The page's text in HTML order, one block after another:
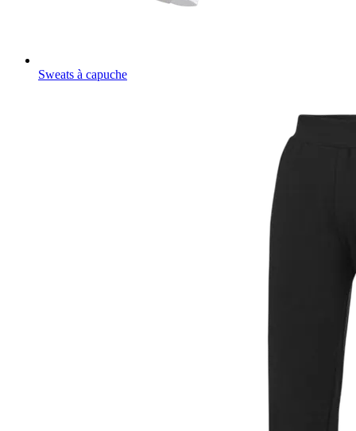
Sweats à capuche